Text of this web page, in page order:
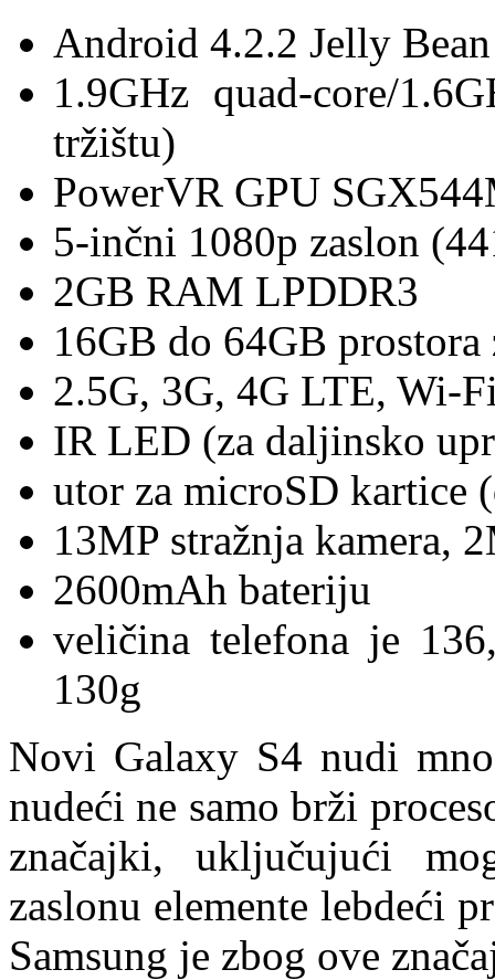
Android 4.2.2 Jelly Bean
1.9GHz quad-core/
tržištu)
PowerVR GPU
5-inčni 1080p zaslon
2GB RAM LPDDR3
16GB do 64GB prostora
2.5G, 3G, 4G LTE, Wi-
IR LED (za daljinsko
utor za microSD kartice
13MP stražnja kamera,
2600mAh bateriju
veličina telefona je
130g
Novi Galaxy S4 nudi
nudeći ne samo brži
značajki, uključujući
zaslonu elemente lebdeći
Samsung je zbog ove